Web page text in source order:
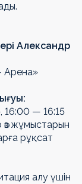
Александр
Арена»
:
16:00 — 16:15
жұмыстарын
рұқсат
алу үшін